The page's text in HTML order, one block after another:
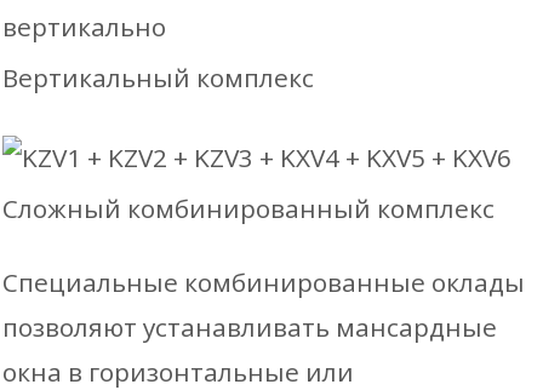
Вертикальный комплекс
Сложный комбинированный комплекс
Специальные комбинированные оклады
позволяют устанавливать мансардные
окна в горизонтальные или